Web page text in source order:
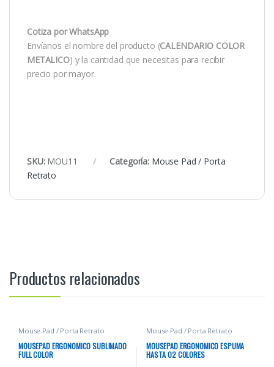
Cotiza por WhatsApp
Envíanos el nombre del producto (CALENDARIO COLOR
METALICO) y la cantidad que necesitas para recibir
precio por mayor.
SKU: MOU11 Categoría: Mouse Pad / Porta
Retrato
Productos relacionados
Mouse Pad / Porta Retrato
MOUSEPAD ERGONOMICO SUBLIMADO
FULL COLOR
Mouse Pad / Porta Retrato
MOUSEPAD ERGONOMICO ESPUMA
HASTA 02 COLORES